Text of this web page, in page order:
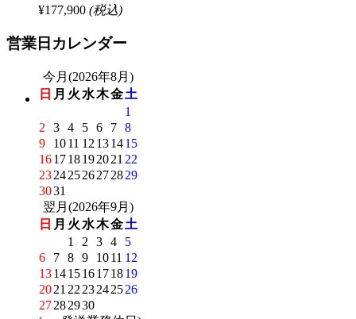
¥177,900 (税込)
営業日カレンダー
今月(2026年8月)
日 月 火 水木金土
1
2
3 4 5 6 7 8
9
1011 12 131415
161718192021 22
23242526272829
3031
翌月(2026年9月)
日 月 火 水木金土
1
2 3 4
5
6
7 8 9 1011 12
13141516171819
2021 22 23242526
27282930